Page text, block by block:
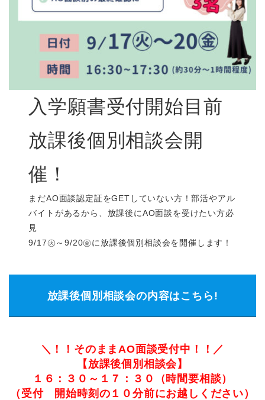
入学願書受付開始目前
放課後個別相談会開
催！
まだAO面談認定証をGETしていない方！部活やアル
バイトがあるから、放課後にAO面談を受けたい方必
見
9/17㊋～9/20㊎に放課後個別相談会を開催します！
放課後個別相談会の内容はこちら!
＼！！そのままAO面談受付中！！／
【放課後個別相談会】
１６：３０～１７：３０（時間要相談）
（受付 開始時刻の１０分前にお越しください）